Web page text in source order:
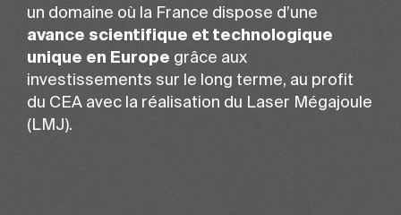
un domaine où la France dispose d’une
avance scientifique et technologique
unique en Europe grâce aux
investissements sur le long terme, au profit
du CEA avec la réalisation du Laser Mégajoule
(LMJ).